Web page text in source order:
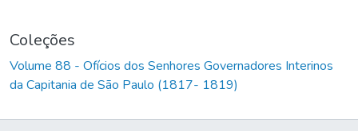
Coleções
Volume 88 - Ofícios dos Senhores Governadores Interinos
da Capitania de São Paulo (1817- 1819)